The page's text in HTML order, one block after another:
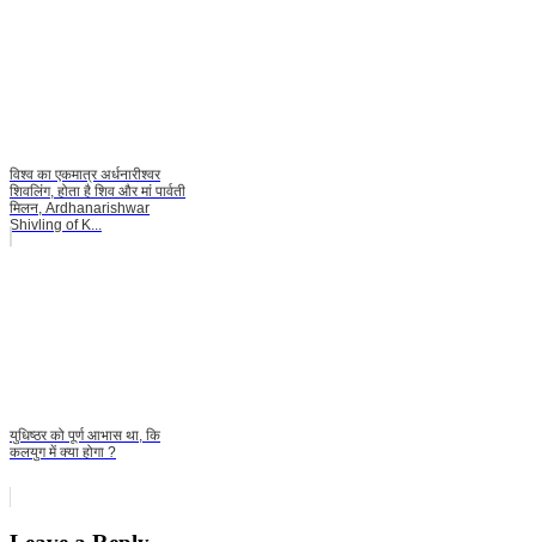
विश्व का एकमात्र अर्धनारीश्वर
शिवलिंग, होता है शिव और मां पार्वती
मिलन, Ardhanarishwar
Shivling of K...
युधिष्ठर को पूर्ण आभास था, कि
कलयुग में क्या होगा ?